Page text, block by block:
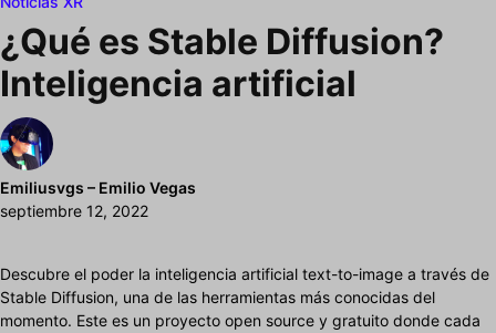
¿Qué es Stable Diffusion?
Inteligencia artificial
Emiliusvgs – Emilio Vegas
septiembre 12, 2022
Descubre el poder la inteligencia artificial text-to-image a través de
Stable Diffusion, una de las herramientas más conocidas del
momento. Este es un proyecto open source y gratuito donde cada